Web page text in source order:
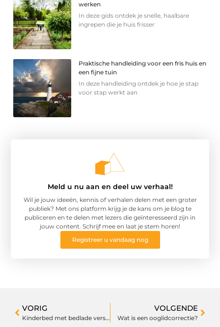
werken
In deze gids ontdek je snelle, haalbare
ingrepen die je huis frisser
Praktische handleiding voor een fris huis en
een fijne tuin
In deze handleiding ontdek je hoe je stap
voor stap werkt aan
Meld u nu aan en deel uw verhaal!
Wil je jouw ideeën, kennis of verhalen delen met een groter
publiek? Met ons platform krijg je de kans om je blog te
publiceren en te delen met lezers die geïnteresseerd zijn in
jouw content. Schrijf mee en laat je stem horen!
Registreer u vandaag nog
VORIG
Kinderbed met bedlade versus peuterbed
VOLGENDE
Wat is een ooglidcorrectie?